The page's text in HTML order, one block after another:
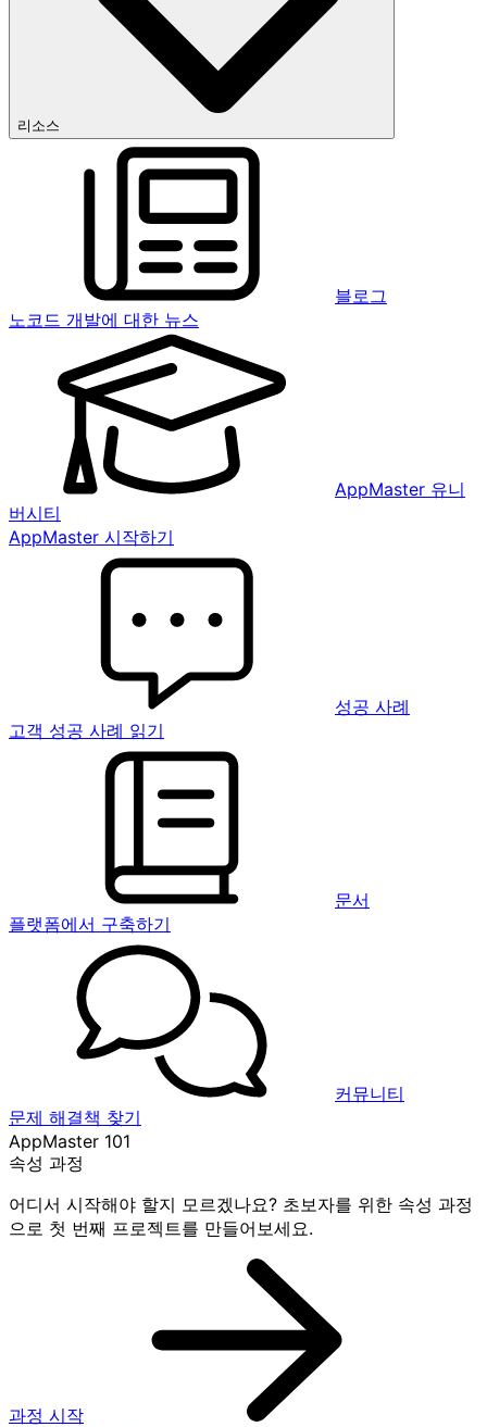
리소스
블로그
노코드 개발에 대한 뉴스
AppMaster 유니
버시티
AppMaster 시작하기
성공 사례
고객 성공 사례 읽기
문서
플랫폼에서 구축하기
커뮤니티
문제 해결책 찾기
AppMaster 101
속성 과정
어디서 시작해야 할지 모르겠나요? 초보자를 위한 속성 과정
으로 첫 번째 프로젝트를 만들어보세요.
과정 시작